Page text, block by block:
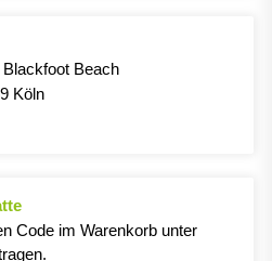
Beach
Köln
Code im Warenkorb unter